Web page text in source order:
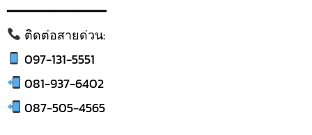
━━━━━━━━━━━━━
ติดต่อสายด่วน:
097-131-5551
081-937-6402
087-505-4565